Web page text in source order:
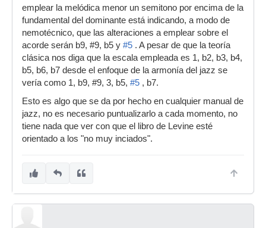
emplear la melódica menor un semitono por encima de la
fundamental del dominante está indicando, a modo de
nemotécnico, que las alteraciones a emplear sobre el
acorde serán b9, #9, b5 y #5 . A pesar de que la teoría
clásica nos diga que la escala empleada es 1, b2, b3, b4,
b5, b6, b7 desde el enfoque de la armonía del jazz se
vería como 1, b9, #9, 3, b5, #5 , b7.
Esto es algo que se da por hecho en cualquier manual de
jazz, no es necesario puntualizarlo a cada momento, no
tiene nada que ver con que el libro de Levine esté
orientado a los "no muy inciados".